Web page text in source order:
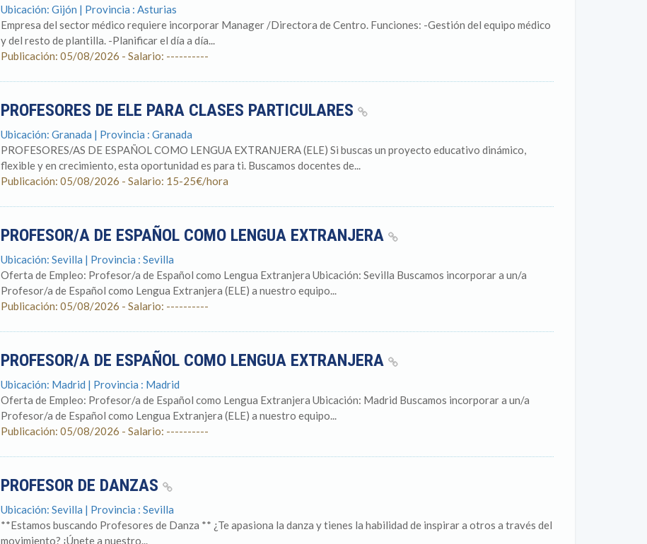
Ubicación: Gijón | Provincia : Asturias
Empresa del sector médico requiere incorporar Manager /Directora de Centro. Funciones: -Gestión del equipo médico
y del resto de plantilla. -Planificar el día a día...
Publicación: 05/08/2026 - Salario: ----------
PROFESORES DE ELE PARA CLASES PARTICULARES
Ubicación: Granada | Provincia : Granada
PROFESORES/AS DE ESPAÑOL COMO LENGUA EXTRANJERA (ELE) Si buscas un proyecto educativo dinámico,
flexible y en crecimiento, esta oportunidad es para ti. Buscamos docentes de...
Publicación: 05/08/2026 - Salario: 15-25€/hora
PROFESOR/A DE ESPAÑOL COMO LENGUA EXTRANJERA
Ubicación: Sevilla | Provincia : Sevilla
Oferta de Empleo: Profesor/a de Español como Lengua Extranjera Ubicación: Sevilla Buscamos incorporar a un/a
Profesor/a de Español como Lengua Extranjera (ELE) a nuestro equipo...
Publicación: 05/08/2026 - Salario: ----------
PROFESOR/A DE ESPAÑOL COMO LENGUA EXTRANJERA
Ubicación: Madrid | Provincia : Madrid
Oferta de Empleo: Profesor/a de Español como Lengua Extranjera Ubicación: Madrid Buscamos incorporar a un/a
Profesor/a de Español como Lengua Extranjera (ELE) a nuestro equipo...
Publicación: 05/08/2026 - Salario: ----------
PROFESOR DE DANZAS
Ubicación: Sevilla | Provincia : Sevilla
**Estamos buscando Profesores de Danza ** ¿Te apasiona la danza y tienes la habilidad de inspirar a otros a través del
movimiento? ¡Únete a nuestro...